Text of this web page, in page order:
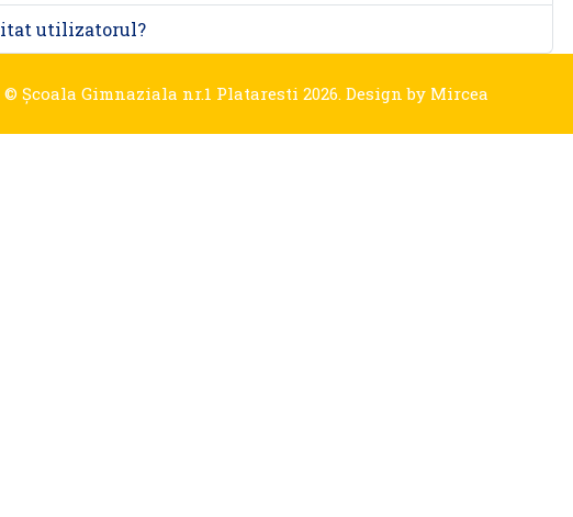
utilizatorul?
© Şcoala Gimnaziala nr.1 Plataresti 2026. Design by Mircea